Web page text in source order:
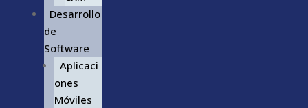
Desarrollo
de
Software
Aplicaci
ones
Móviles